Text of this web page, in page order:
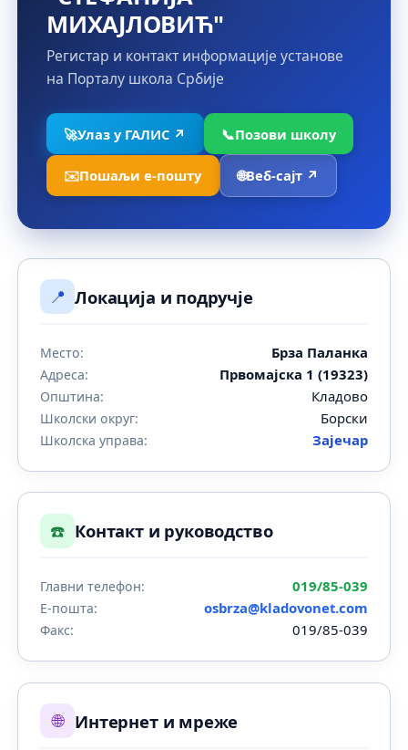
МИХАЈЛОВИЋ"
Регистар и контакт информације установе
на Порталу школа Србије
🚀Улаз у ГАЛИС ↗ 📞Позови школу
✉️Пошаљи е-пошту 🌐Веб-сајт ↗
📍 Локација и подручје
Место: Брза Паланка
Адреса: Првомајска 1 (19323)
Општина: Кладово
Школски округ: Борски
Школска управа: Зајечар
☎️ Контакт и руководство
Главни телефон: 019/85-039
Е-пошта: osbrza@kladovonet.com
Факс: 019/85-039
🌐 Интернет и мреже